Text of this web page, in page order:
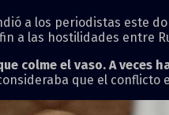
a los periodistas este
a las hostilidades entre
colme el vaso. A veces
que el conflicto